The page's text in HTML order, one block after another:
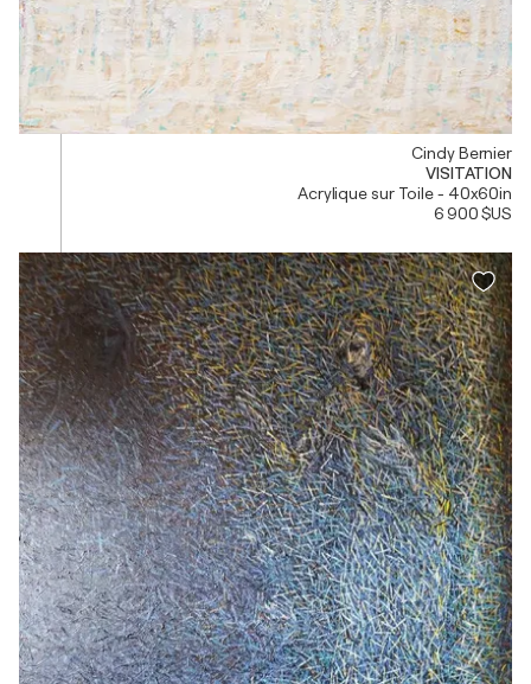
Cindy Bernier
VISITATION
Acrylique sur Toile - 40x60in
6 900 $US